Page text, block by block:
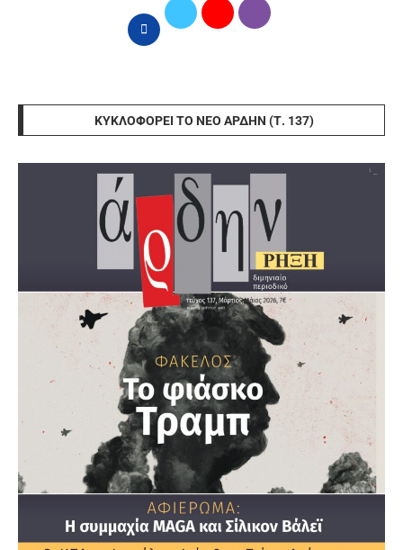
ΚΥΚΛΟΦΟΡΕΊ ΤΟ ΝΈΟ ΆΡΔΗΝ (Τ. 137)